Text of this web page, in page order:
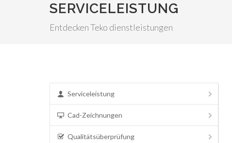
SERVICELEISTUNG
Entdecken Teko dienstleistungen
Serviceleistung
Cad-Zeichnungen
Qualitätsüberprüfung